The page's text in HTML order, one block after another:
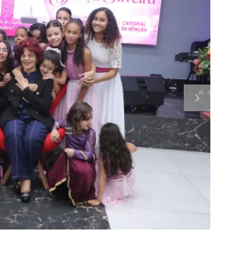
Oliveira celebra 75 anos
de graças na Catedral
da Bênção